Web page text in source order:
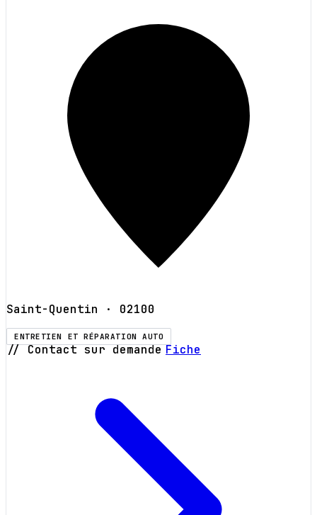
Saint-Quentin · 02100
ENTRETIEN ET RÉPARATION AUTO
// Contact sur demande Fiche